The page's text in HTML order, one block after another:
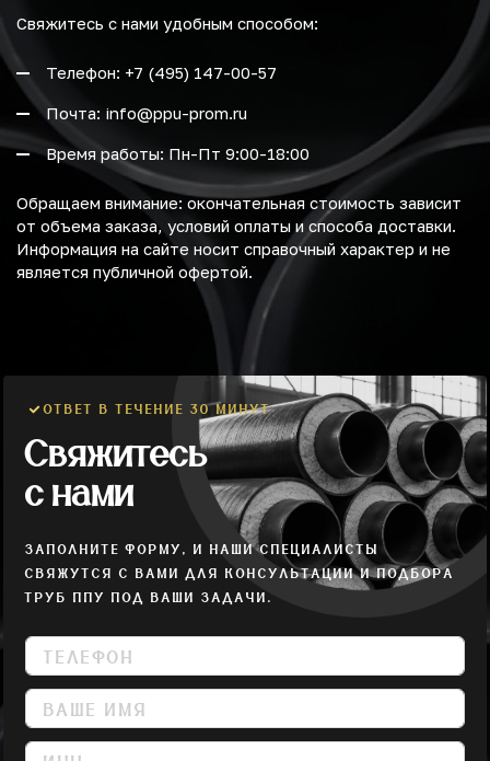
Свяжитесь с нами удобным способом:
Телефон: +7 (495) 147-00-57
Почта: info@ppu-prom.ru
Время работы: Пн-Пт 9:00-18:00
Обращаем внимание: окончательная стоимость зависит
от объема заказа, условий оплаты и способа доставки.
Информация на сайте носит справочный характер и не
является публичной офертой.
ОТВЕТ В ТЕЧЕНИЕ 30 МИНУТ
Свяжитесь
с нами
ЗАПОЛНИТЕ ФОРМУ, И НАШИ СПЕЦИАЛИСТЫ
СВЯЖУТСЯ С ВАМИ ДЛЯ КОНСУЛЬТАЦИИ И ПОДБОРА
ТРУБ ППУ ПОД ВАШИ ЗАДАЧИ.